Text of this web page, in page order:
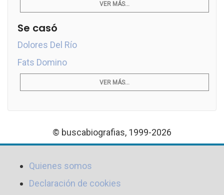
VER MÁS...
Se casó
Dolores Del Río
Fats Domino
VER MÁS...
© buscabiografias, 1999-2026
Quienes somos
Declaración de cookies